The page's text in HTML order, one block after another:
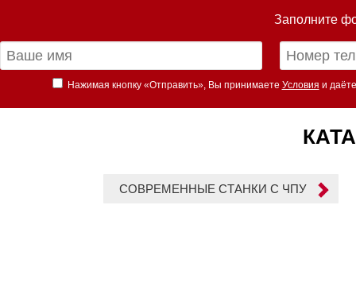
Заполните
Нажимая кнопку «Отправить», Вы принимаете Условия и
СОВРЕМЕННЫЕ СТАНКИ С ЧПУ